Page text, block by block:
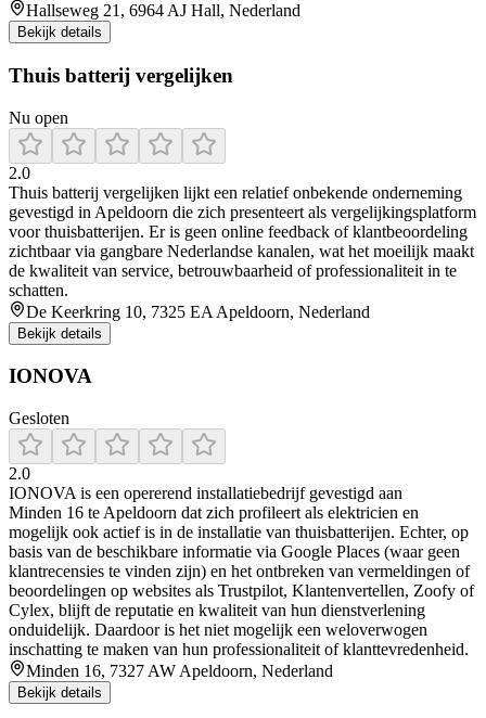
Hallseweg 21, 6964 AJ Hall, Nederland
Bekijk details
Thuis batterij vergelijken
Nu open
2.0
Thuis batterij vergelijken lijkt een relatief onbekende onderneming
gevestigd in Apeldoorn die zich presenteert als vergelijkingsplatform
voor thuisbatterijen. Er is geen online feedback of klantbeoordeling
zichtbaar via gangbare Nederlandse kanalen, wat het moeilijk maakt
de kwaliteit van service, betrouwbaarheid of professionaliteit in te
schatten.
De Keerkring 10, 7325 EA Apeldoorn, Nederland
Bekijk details
IONOVA
Gesloten
2.0
IONOVA is een opererend installatiebedrijf gevestigd aan
Minden 16 te Apeldoorn dat zich profileert als elektricien en
mogelijk ook actief is in de installatie van thuisbatterijen. Echter, op
basis van de beschikbare informatie via Google Places (waar geen
klantrecensies te vinden zijn) en het ontbreken van vermeldingen of
beoordelingen op websites als Trustpilot, Klantenvertellen, Zoofy of
Cylex, blijft de reputatie en kwaliteit van hun dienstverlening
onduidelijk. Daardoor is het niet mogelijk een weloverwogen
inschatting te maken van hun professionaliteit of klanttevredenheid.
Minden 16, 7327 AW Apeldoorn, Nederland
Bekijk details